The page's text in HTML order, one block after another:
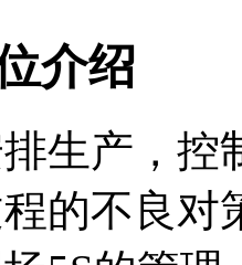
介绍
生产，控
的不良对